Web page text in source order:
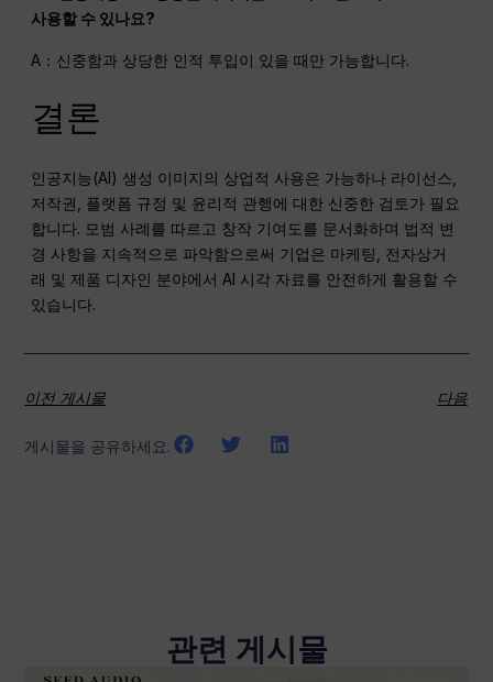
사용할 수 있나요?
A：신중함과 상당한 인적 투입이 있을 때만 가능합니다.
결론
인공지능(AI) 생성 이미지의 상업적 사용은 가능하나 라이선스,
저작권, 플랫폼 규정 및 윤리적 관행에 대한 신중한 검토가 필요
합니다. 모범 사례를 따르고 창작 기여도를 문서화하며 법적 변
경 사항을 지속적으로 파악함으로써 기업은 마케팅, 전자상거
래 및 제품 디자인 분야에서 AI 시각 자료를 안전하게 활용할 수
있습니다.
이전 게시물 다음
게시물을 공유하세요:
관련 게시물